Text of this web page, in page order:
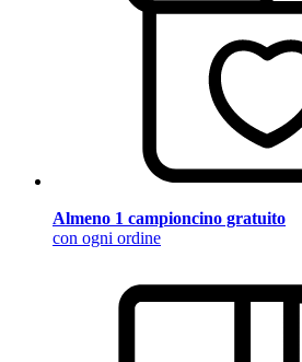
Almeno 1 campioncino gratuito
con ogni ordine